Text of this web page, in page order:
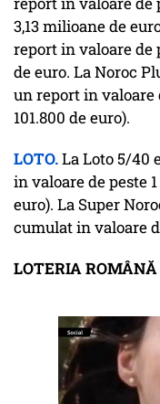
3,13 milioane de
report in valoare de
de euro. La Noroc
un report in valoare
101.800 de euro).
LOTO.La Loto 5/40
in valoare de peste
euro). La Super
cumulat in valoare
LOTERIA